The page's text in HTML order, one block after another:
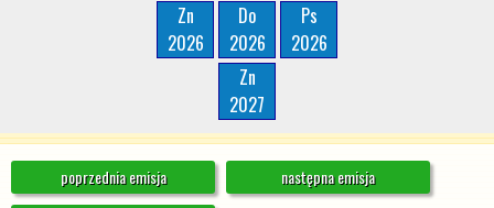
Zn
2026
Do
2026
Ps
2026
Zn
2027
poprzednia emisja
następna emisja